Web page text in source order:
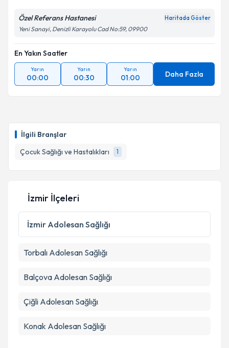
İlgili Branşlar
Çocuk Sağlığı ve Hastalıkları
1
Özel Referans Hastanesi Haritada Göster
Yeni Sanayi, Denizli Karayolu Cad No:59, 09900
En Yakın Saatler
Yarın
00:00
Yarın
00:30
Yarın
01:00 Daha Fazla
İzmir İlçeleri
İzmir Adolesan Sağlığı
Torbalı Adolesan Sağlığı
Balçova Adolesan Sağlığı
Çiğli Adolesan Sağlığı
Konak Adolesan Sağlığı